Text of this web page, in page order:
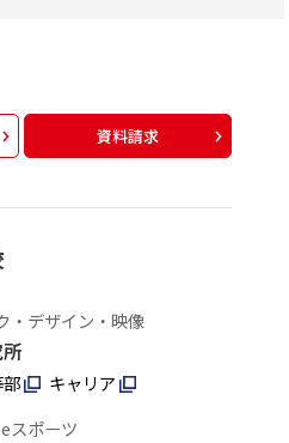
資料請求
・デザイン・映像
キャリア
スポーツ